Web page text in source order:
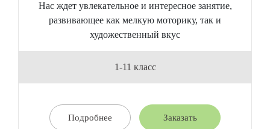
Нас ждет увлекательное и интересное занятие,
развивающее как мелкую моторику, так и
художественный вкус
1-11 класс
Подробнее Заказать